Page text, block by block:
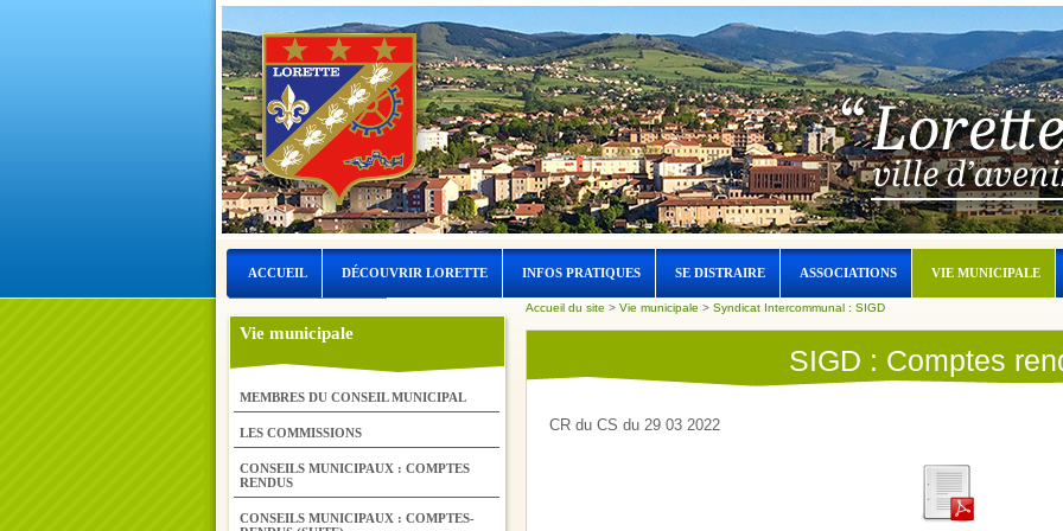
ACCUEIL DÉCOUVRIR LORETTE INFOS PRATIQUES SE DISTRAIRE ASSOCIATIONS VIE MUNICIPALE
LORETTE ET L’EAU
Vie municipale
MEMBRES DU CONSEIL MUNICIPAL
LES COMMISSIONS
CONSEILS MUNICIPAUX : COMPTES
RENDUS
CONSEILS MUNICIPAUX : COMPTES-
Accueil du site > Vie municipale > Syndicat Intercommunal : SIGD
SIGD : Comptes
CR du CS du 29 03 2022